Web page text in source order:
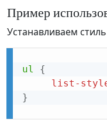
Пример
Устанавливаем
ul
{
list-
}